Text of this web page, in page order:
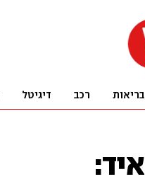
בריאות רכב דיגיטל